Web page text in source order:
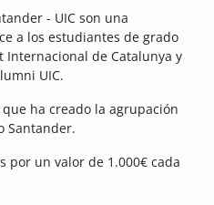
- UIC son una
a los estudiantes de grado
de Catalunya y
UIC.
ha creado la agrupación
Santander.
por un valor de 1.000€ cada